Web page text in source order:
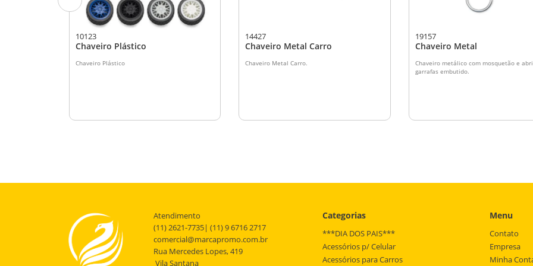
10123
Chaveiro Plástico
Chaveiro Plástico
14427
Chaveiro Metal Carro
Chaveiro Metal Carro.
19157
Chaveiro Metal
Chaveiro metálico com mosquetão e
garrafas embutido.
Atendimento
(11) 2621-7735| (11) 9 6716 2717
comercial@marcapromo.com.br
Rua Mercedes Lopes, 419
Vila Santana
Categorias
***DIA DOS PAIS***
Acessórios p/ Celular
Acessórios para Carros
Menu
Contato
Empresa
Minha